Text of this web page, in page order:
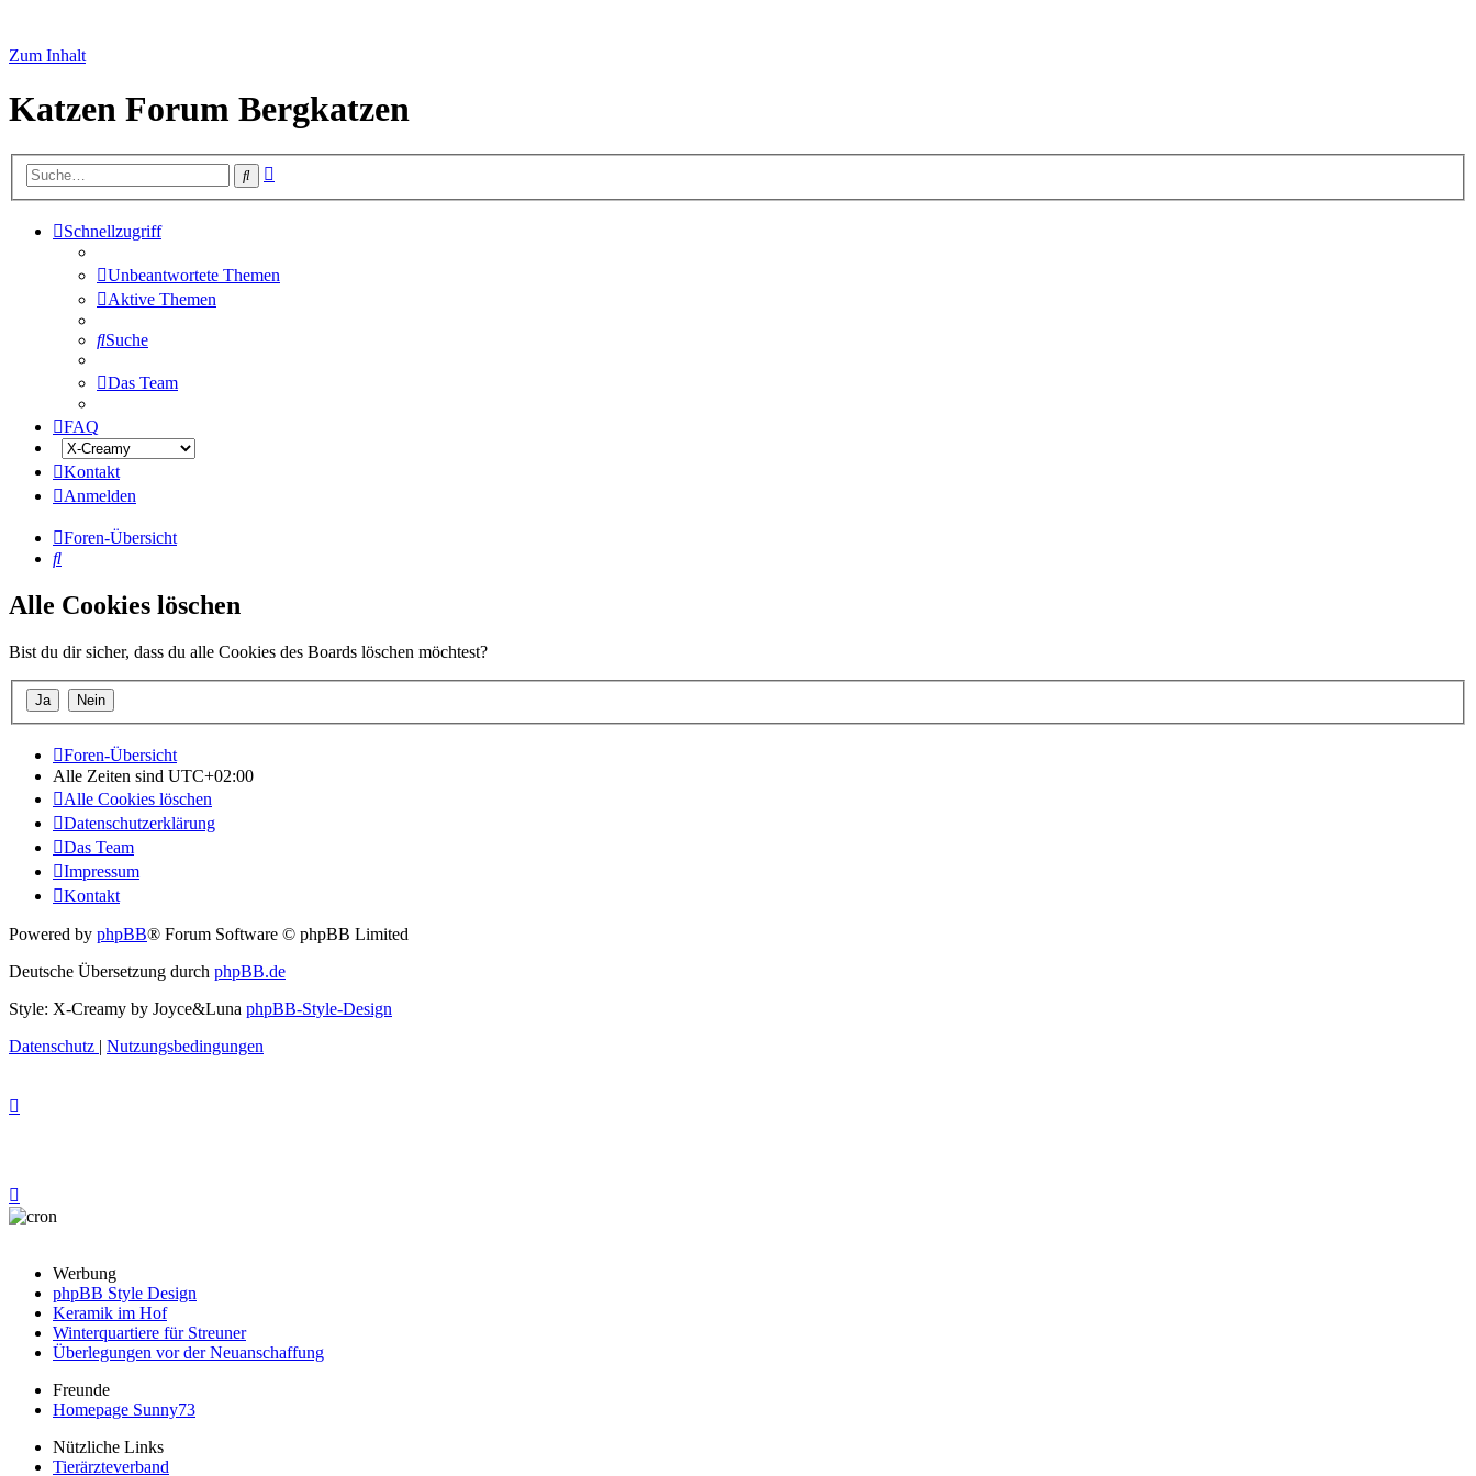
Zum Inhalt
Katzen Forum Bergkatzen
Suche
Schnellzugriff
Unbeantwortete Themen
Aktive Themen
Suche
Das Team
FAQ
Kontakt
Anmelden
Foren-Übersicht
Suche
Alle Cookies löschen
Bist du dir sicher, dass du alle Cookies des Boards löschen möchtest?
Foren-Übersicht
Alle Zeiten sind UTC+02:00
Alle Cookies löschen
Datenschutzerklärung
Das Team
Impressum
Kontakt
Powered by phpBB® Forum Software © phpBB Limited
Deutsche Übersetzung durch phpBB.de
Style: X-Creamy by Joyce&Luna phpBB-Style-Design
Datenschutz | Nutzungsbedingungen
Werbung
phpBB Style Design
Keramik im Hof
Winterquartiere für Streuner
Überlegungen vor der Neuanschaffung
Freunde
Homepage Sunny73
Nützliche Links
Tierärzteverband